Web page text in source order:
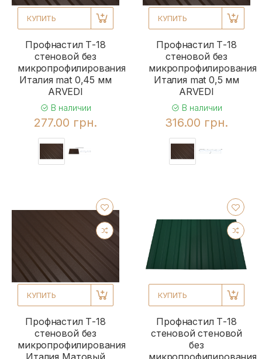
КУПИТЬ
Профнастил Т-18
стеновой без
микропрофилирования
Италия mat 0,45 мм
ARVEDI
В наличии
277.00 грн.
КУПИТЬ
Профнастил Т-18
стеновой без
микропрофилирования
Италия mat 0,5 мм
ARVEDI
В наличии
316.00 грн.
КУПИТЬ
Профнастил Т-18
стеновой без
микропрофилирования
КУПИТЬ
Профнастил Т-18
стеновой стеновой
без